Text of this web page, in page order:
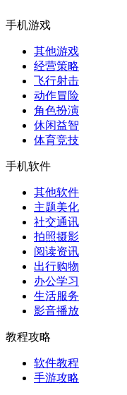
手机游戏
其他游戏
经营策略
飞行射击
动作冒险
角色扮演
休闲益智
体育竞技
手机软件
其他软件
主题美化
社交通讯
拍照摄影
阅读资讯
出行购物
办公学习
生活服务
影音播放
教程攻略
软件教程
手游攻略